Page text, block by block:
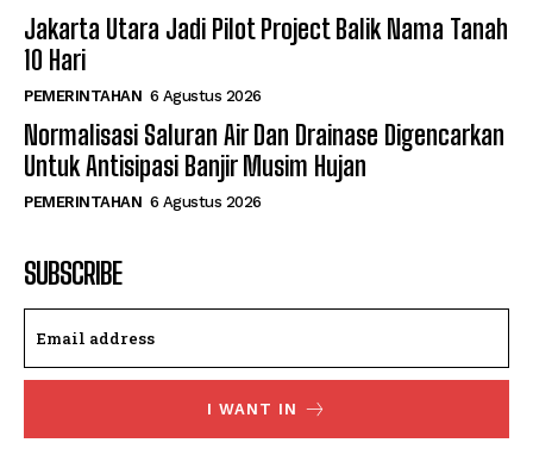
Jakarta Utara Jadi Pilot Project Balik Nama Tanah
10 Hari
PEMERINTAHAN 6 Agustus 2026
Normalisasi Saluran Air Dan Drainase Digencarkan
Untuk Antisipasi Banjir Musim Hujan
PEMERINTAHAN 6 Agustus 2026
SUBSCRIBE
I WANT IN